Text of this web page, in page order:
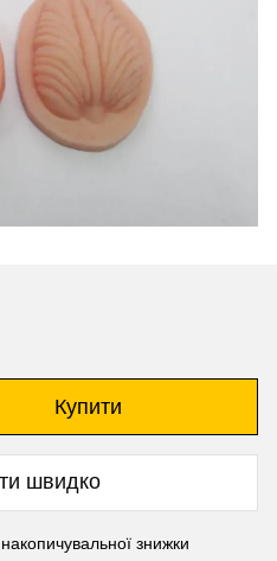
Купити
швидко
знижки